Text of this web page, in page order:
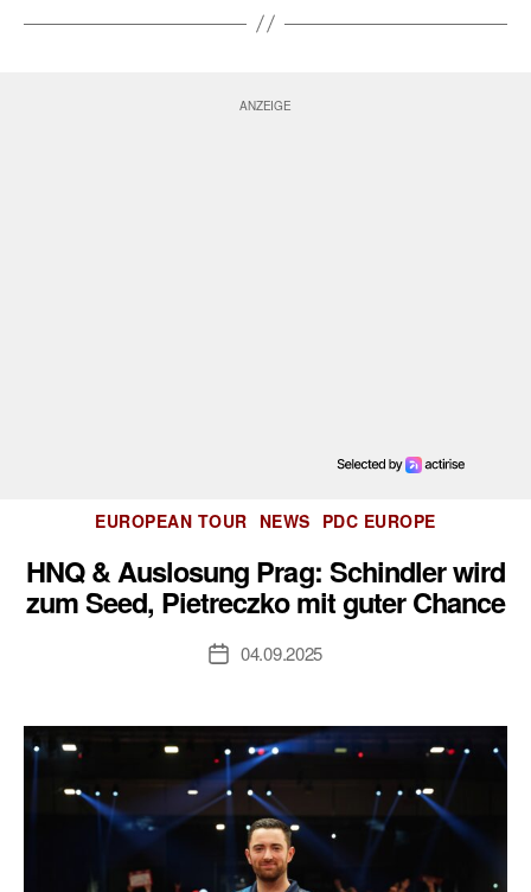
Kategorien
EUROPEAN TOUR NEWS PDC EUROPE
HNQ & Auslosung Prag: Schindler wird
zum Seed, Pietreczko mit guter Chance
Veröffentlichungsdatum
04.09.2025